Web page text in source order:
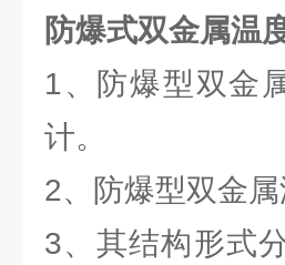
防爆式双金属温
1、防爆型双金
计。
2、防爆型双金
3、其结构形式